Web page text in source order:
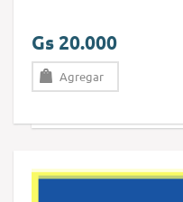
Gs 20.000
Agregar